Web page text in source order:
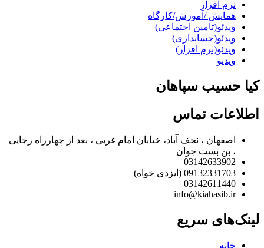
نرم افزار
همایش /آموزش/کارگاه
ویدئو(تامین اجتماعی)
ویدئو(حسابداری)
ویدئو(نرم افزار)
ویدیو
کیا حسیب سپاهان
اطلاعات تماس
اصفهان ، نجف آباد، خیابان امام غربی ، بعد از چهارراه رجایی
، بن بست جوان
03142633902
09132331703 (ایزدی خواه)
03142611440
info@kiahasib.ir
لینک‌های سریع
خانه